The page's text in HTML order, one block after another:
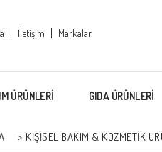
İletişim Markalar
ÜRÜNLERİ GIDA ÜRÜNLERİ
> KİŞİSEL BAKIM & KOZMETİK